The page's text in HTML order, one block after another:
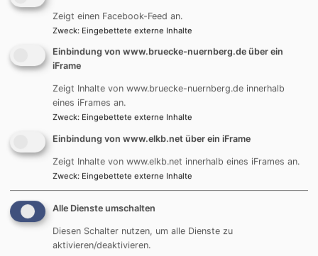
15.Mail 2025 im Gemeindesaal
Nürnberg-Röthenbach war dabei auch Raum, auch Ängste und
ausmacht, in alledem menschlich zu bleiben und einander als
Herausforderungen verbindet?
Der Abend wurde Kooperation zwischen BRÜCKE-KÖPRÜ(Pfarrer
(Salih Spiewok) und der Pfarrei Röthenbach – Eibach – Reichelsdorf
(Pfarrerin Eva Kaplick)veranstaltet.
Weitere Eindrücke von diesem Abend finden Sie im folgenden Artikel,
Zeigt einen Facebook-Feed an.
Zweck: Eingebettete externe Inhalte
Einbindung von www.bruecke-nuernberg.de über ein
iFrame
Zeigt Inhalte von www.bruecke-nuernberg.de innerhalb
eines iFrames an.
Zweck: Eingebettete externe Inhalte
Einbindung von www.elkb.net über ein iFrame
Zeigt Inhalte von www.elkb.net innerhalb eines iFrames an.
Zweck: Eingebettete externe Inhalte
Alle Dienste umschalten
Diesen Schalter nutzen, um alle Dienste zu
aktivieren/deaktivieren.